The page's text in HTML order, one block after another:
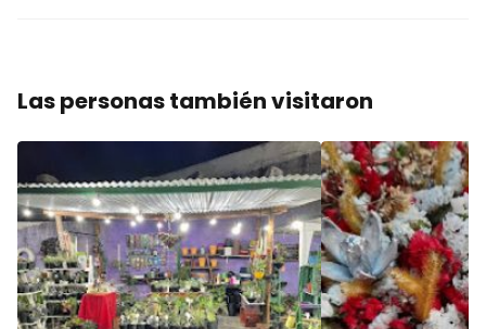
Las personas también visitaron